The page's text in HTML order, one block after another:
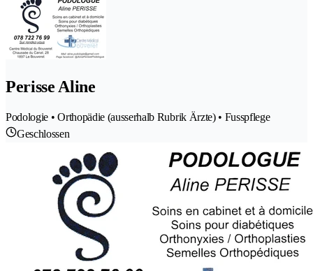
Perisse Aline
Podologie • Orthopädie (ausserhalb Rubrik Ärzte) • Fusspflege
Geschlossen